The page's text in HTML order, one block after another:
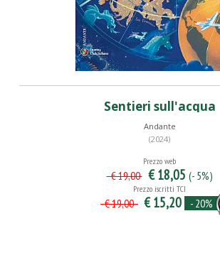
Sentieri sull'acqua
Andante
(2024)
Prezzo web
€ 19,00 € 18,05 (- 5%)
Prezzo iscritti TCI
€ 19,00 € 15,20 - 20%